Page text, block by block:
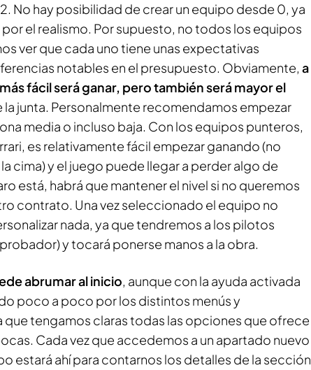
No hay posibilidad de crear un equipo desde 0, ya
el realismo. Por supuesto, no todos los equipos
ver que cada uno tiene unas expectativas
notables en el presupuesto. Obviamente, a
fácil será ganar, pero también será mayor el
la junta. Personalmente recomendamos empezar
media o incluso baja. Con los equipos punteros,
es relativamente fácil empezar ganando (no
cima) y el juego puede llegar a perder algo de
está, habrá que mantener el nivel si no queremos
contrato. Una vez seleccionado el equipo no
nada, ya que tendremos a los pilotos
y tocará ponerse manos a la obra.
abrumar al inicio, aunque con la ayuda activada
poco a poco por los distintos menús y
tengamos claras todas las opciones que ofrece
Cada vez que accedemos a un apartado nuevo
estará ahí para contarnos los detalles de la sección